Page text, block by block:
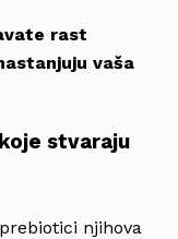
rast
vaša
stvaraju
njihova